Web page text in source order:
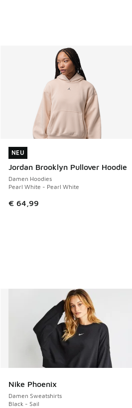
NEU
Jordan Brooklyn Pullover Hoodie
Damen Hoodies
Pearl White - Pearl White
€ 64,99
NEU
Nike Phoenix
Damen Sweatshirts
Black - Sail